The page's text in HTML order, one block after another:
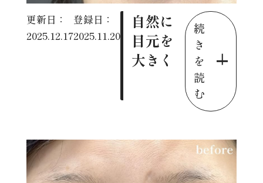
更新日：
2025.12.17
登録日：
2025.11.20
自然に
目元を
大きく
続
き
を
読
む